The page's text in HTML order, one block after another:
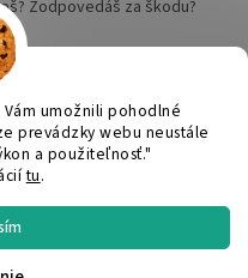
umožnili pohodlné
prevádzky webu neustále
a použiteľnosť."
tu.
deň. Praktický
nad 60€ DOPRAVA
Zodpovedáš za škodu?
robíme dokonalým
cookies